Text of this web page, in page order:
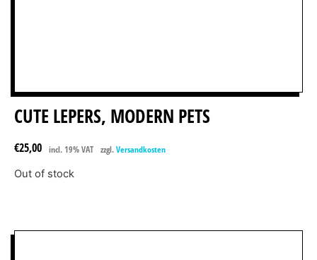
CUTE LEPERS, MODERN PETS
€25,00 incl. 19% VAT zzgl. Versandkosten
Out of stock